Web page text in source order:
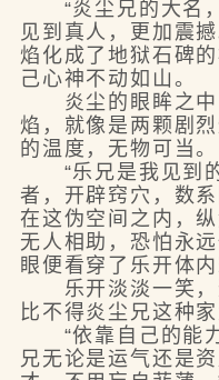
“炎尘兄的大名，
见到真人，更加震
焰化成了地狱石碑
己心神不动如山。
炎尘的眼眸之中
焰，就像是两颗剧
的温度，无物可当。
“乐兄是我见到的
者，开辟窍穴，数
在这伪空间之内，
无人相助，恐怕永
眼便看穿了乐开体内
乐开淡淡一笑，
比不得炎尘兄这种
“依靠自己的能力
兄无论是运气还是